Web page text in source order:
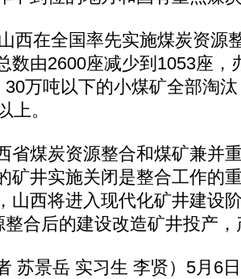
在全国率先实施煤炭资源
数由2600座减少到1053座，
万吨以下的小煤矿全部淘
上。
煤炭资源整合和煤矿兼并
矿井实施关闭是整合工作的
山西将进入现代化矿井建设
合后的建设改造矿井投产
景岳 实习生 李贤）5月6日